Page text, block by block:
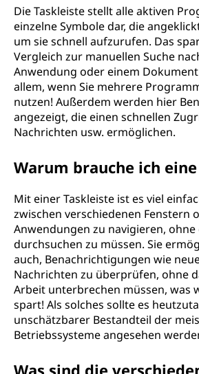
Die Taskleiste stellt alle aktiven
einzelne Symbole dar, die
um sie schnell aufzurufen. Das
Vergleich zur manuellen Suche
Anwendung oder einem
allem, wenn Sie mehrere
nutzen! Außerdem werden hier
angezeigt, die einen schnellen
Nachrichten usw. ermöglichen.
Warum brauche ich
Mit einer Taskleiste ist es viel
zwischen verschiedenen Fenstern
Anwendungen zu navigieren,
durchsuchen zu müssen. Sie
auch, Benachrichtigungen wie
Nachrichten zu überprüfen, ohne
Arbeit unterbrechen müssen, was
spart! Als solches sollte es
unschätzbarer Bestandteil der
Betriebssysteme angesehen
Was sind die